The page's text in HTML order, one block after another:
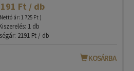
Ft / db
ár: 1 725 Ft )
1 db
2191 Ft / db
KOSÁRBA